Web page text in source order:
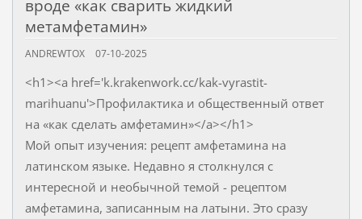
вроде «как сварить жидкий
метамфетамин»
ANDREWTOX 07-10-2025
<h1><a href='k.krakenwork.cc/kak-vyrastit-
marihuanu'>Профилактика и общественный ответ
на «как сделать амфетамин»</a></h1>
Мой опыт изучения: рецепт амфетамина на
латинском языке. Недавно я столкнулся с
интересной и необычной темой - рецептом
амфетамина, записанным на латыни. Это сразу